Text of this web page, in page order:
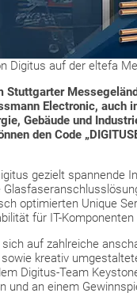
Digitus auf der eltefa
Electronic, auch
Gebäude und
den Code
gezielt spannende
optimierten Unique
für IT-
auf zahlreiche
kreativ
Digitus-Team
und an einem